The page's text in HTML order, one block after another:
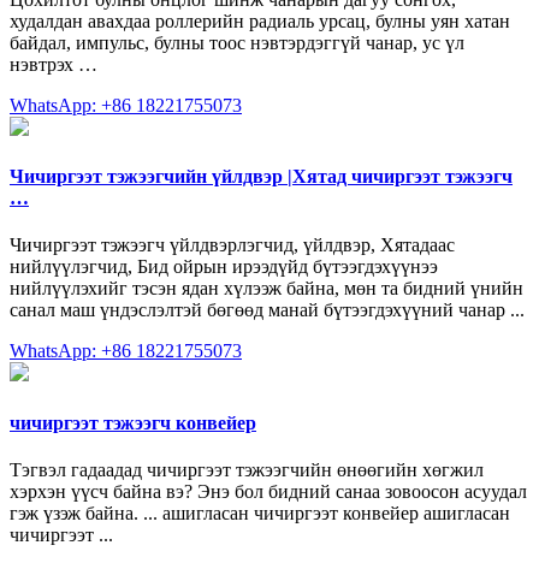
худалдан авахдаа роллерийн радиаль урсац, булны уян хатан
байдал, импульс, булны тоос нэвтэрдэггүй чанар, ус үл
нэвтрэх …
WhatsApp: +86 18221755073
Чичиргээт тэжээгчийн үйлдвэр |Хятад чичиргээт тэжээгч
…
Чичиргээт тэжээгч үйлдвэрлэгчид, үйлдвэр, Хятадаас
нийлүүлэгчид, Бид ойрын ирээдүйд бүтээгдэхүүнээ
нийлүүлэхийг тэсэн ядан хүлээж байна, мөн та бидний үнийн
санал маш үндэслэлтэй бөгөөд манай бүтээгдэхүүний чанар ...
WhatsApp: +86 18221755073
чичиргээт тэжээгч конвейер
Тэгвэл гадаадад чичиргээт тэжээгчийн өнөөгийн хөгжил
хэрхэн үүсч байна вэ? Энэ бол бидний санаа зовоосон асуудал
гэж үзэж байна. ... ашигласан чичиргээт конвейер ашигласан
чичиргээт ...